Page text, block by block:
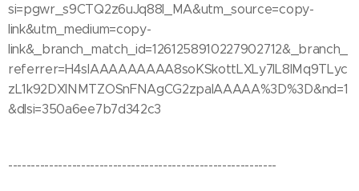
si=pgwr_s9CTQ2z6uJq88I_MA&utm_source=copy-
link&utm_medium=copy-
link&_branch_match_id=1261258910227902712&_branch_
referrer=H4sIAAAAAAAAA8soKSkottLXLy7IL8lMq9TLyc
zL1k92DXINMTZOSnFNAgCG2zpaIAAAAA%3D%3D&nd=1
&dlsi=350a6ee7b7d342c3
-----------------------------------------------------------